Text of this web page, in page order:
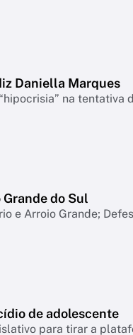
Daniella Marques
na tentativa
do Sul
e Arroio Grande;
de adolescente
para tirar a